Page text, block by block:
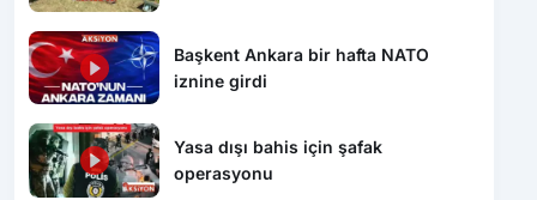
Başkent Ankara bir hafta NATO
iznine girdi
Yasa dışı bahis için şafak
operasyonu